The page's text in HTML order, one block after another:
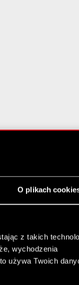
O plikach
z takich
wychodzenia
używa Twoich